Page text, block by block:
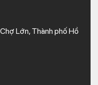
Lớn, Thành phố Hồ